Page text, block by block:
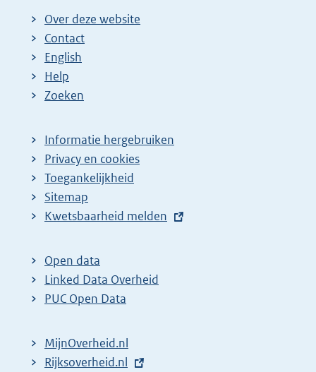
Over deze website
Contact
English
Help
Zoeken
Informatie hergebruiken
Privacy en cookies
Toegankelijkheid
Sitemap
E
t
e
r
l
i
Kwetsbaarheid melden
Open data
Linked Data Overheid
PUC Open Data
MijnOverheid.nl
E
Rijksoverheid.nl